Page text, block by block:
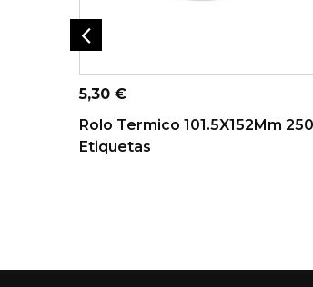
CARRINHO
Preço
5,30 €
Rolo Termico 101.5X152Mm 250
Etiquetas